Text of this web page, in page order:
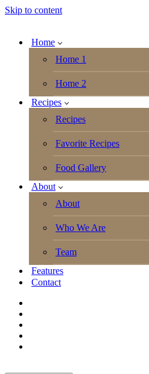
Skip to content
Home
Home 1
Home 2
Recipes
Recipes
Favorite Recipes
Food Gallery
About
About
Who We Are
Team
Features
Contact